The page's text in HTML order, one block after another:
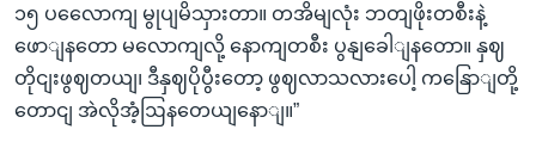
၁၅ ပလေောကျ မွုပျမိသှားတာ။ တအိမျလုံး ဘတျဖိုးတစီးနဲ့
ဖောျနတော မလောကျလို့ နောကျတစီး ပွနျခေါျနတော။ နှဈ
တိုငျးဖွဈတယျ၊ ဒီနှဈပိုပွီးတော့ ဖွဈလာသလားပေါ့ ကနြောျတို့
တောငျ အဲလိုအံ့ဩနတေယျနောျ။”